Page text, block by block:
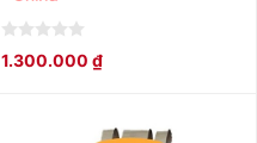
0
out
1.300.000 ₫